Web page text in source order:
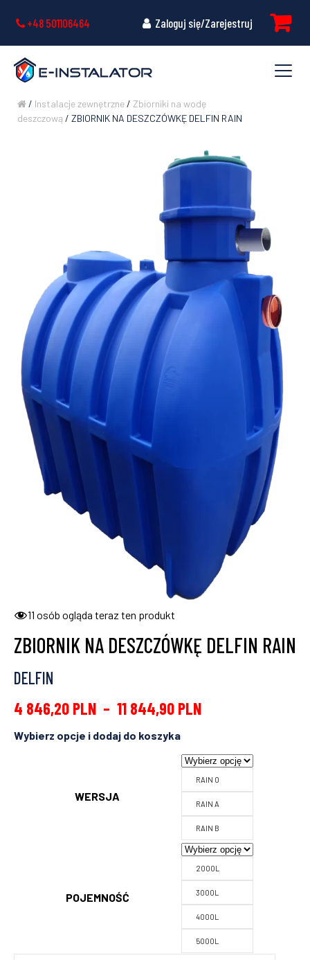
+48 501106464 Zaloguj się/Zarejestruj
/ Instalacje zewnętrzne/ Zbiorniki na wodę
deszczową / ZBIORNIK NA DESZCZÓWKĘ DELFIN RAIN
11 osób ogląda teraz ten produkt
ZBIORNIK NA DESZCZÓWKĘ DELFIN RAIN
DELFIN
4 846,20 PLN – 11 844,90 PLN
WERSJA
RAIN 0
RAIN A
RAIN B
POJEMNOŚĆ
2000L
3000L
4000L
5000L